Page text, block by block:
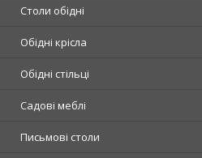
Столи обідні
Обідні крісла
Обідні стільці
Садові меблі
Письмові столи